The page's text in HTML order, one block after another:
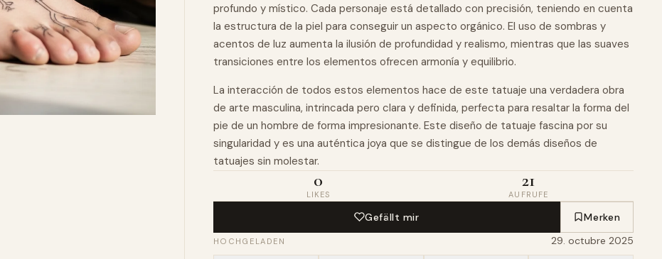
profundo y místico. Cada personaje está detallado con precisión, teniendo en cuenta
la estructura de la piel para conseguir un aspecto orgánico. El uso de sombras y
acentos de luz aumenta la ilusión de profundidad y realismo, mientras que las suaves
transiciones entre los elementos ofrecen armonía y equilibrio.
La interacción de todos estos elementos hace de este tatuaje una verdadera obra
de arte masculina, intrincada pero clara y definida, perfecta para resaltar la forma del
pie de un hombre de forma impresionante. Este diseño de tatuaje fascina por su
singularidad y es una auténtica joya que se distingue de los demás diseños de
tatuajes sin molestar.
0
LIKES
21
AUFRUFE
Gefällt mir Merken
HOCHGELADEN 29. octubre 2025